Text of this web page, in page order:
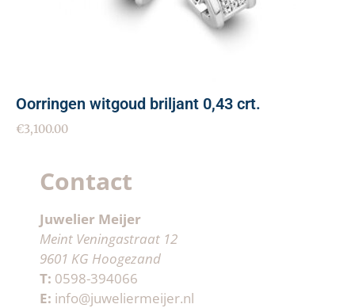
Oorringen witgoud briljant 0,43 crt.
€3,100.00
Contact
Juwelier Meijer
Meint Veningastraat 12
9601 KG Hoogezand
T: 0598-394066
E: info@juweliermeijer.nl